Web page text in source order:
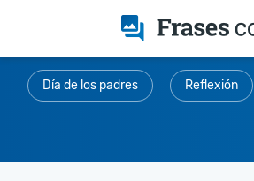
Día de los padres Reflexión